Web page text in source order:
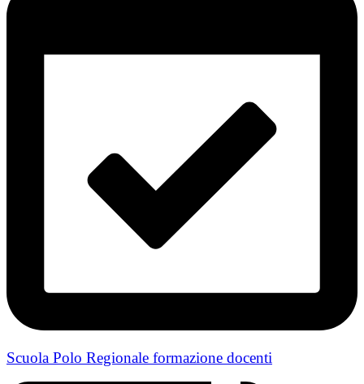
Scuola Polo Regionale formazione docenti